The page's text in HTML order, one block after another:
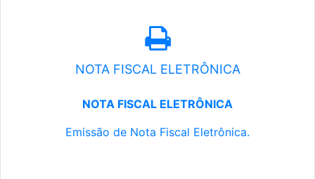
NOTA FISCAL ELETRÔNICA
NOTA FISCAL ELETRÔNICA
Emissão de Nota Fiscal Eletrônica.